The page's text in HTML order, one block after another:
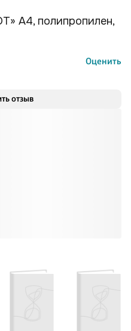
отзыв
А4, полипропилен,
Оценить